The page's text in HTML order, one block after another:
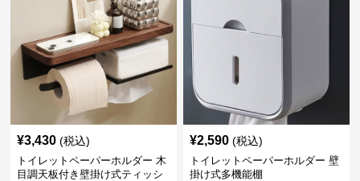
¥3,430 (税込)
トイレットペーパーホルダー 木
目調天板付き壁掛け式ティッシ
¥2,590 (税込)
トイレットペーパーホルダー 壁
掛け式多機能棚